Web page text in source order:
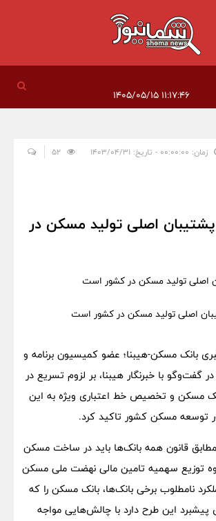
زمان: ۰۰:۰۰:۰۰ - تاریخ: ۱۴۰۳/۰۴/۳۱
اصلی تولید مسکن در
اصلی تولید مسکن در کشور است
بانک مسکن-هیبنا؛ عضو کمیسیون برنامه و
گفت‌وگو با خبرنگار هیبنا، بر لزوم تسریع در
مسکن و تخصیص خط اعتباری ویژه به این
توسعه مسکن کشور تاکید کرد.
قانون همه بانک‌ها باید در ساخت مسکن
توزیع سهمیه تامین مالی نهضت ملی مسکن
نامطلوب برخی بانک‌ها، بانک مسکن را که
پیشبرد این طرح دارد با چالش‌هایی مواجه